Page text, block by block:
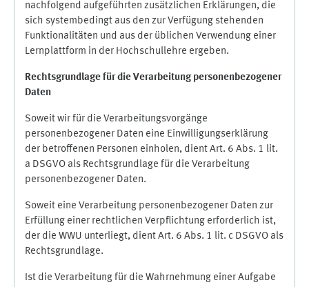
nachfolgend aufgeführten zusätzlichen Erklärungen, die
sich systembedingt aus den zur Verfügung stehenden
Funktionalitäten und aus der üblichen Verwendung einer
Lernplattform in der Hochschullehre ergeben.
Rechtsgrundlage für die Verarbeitung personenbezogener
Daten
Soweit wir für die Verarbeitungsvorgänge
personenbezogener Daten eine Einwilligungserklärung
der betroffenen Personen einholen, dient Art. 6 Abs. 1 lit.
a DSGVO als Rechtsgrundlage für die Verarbeitung
personenbezogener Daten.
Soweit eine Verarbeitung personenbezogener Daten zur
Erfüllung einer rechtlichen Verpflichtung erforderlich ist,
der die WWU unterliegt, dient Art. 6 Abs. 1 lit. c DSGVO als
Rechtsgrundlage.
Ist die Verarbeitung für die Wahrnehmung einer Aufgabe